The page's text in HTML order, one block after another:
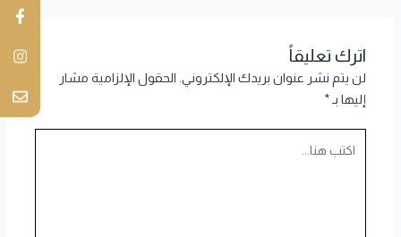
اترك تعليقاً
لن يتم نشر عنوان بريدك الإلكتروني. الحقول الإلزامية مشار
إليها بـ*